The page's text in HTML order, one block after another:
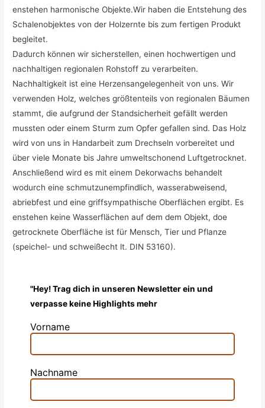
enstehen harmonische Objekte.Wir haben die Entstehung des
Schalenobjektes von der Holzernte bis zum fertigen Produkt
begleitet.
Dadurch können wir sicherstellen, einen hochwertigen und
nachhaltigen regionalen Rohstoff zu verarbeiten.
Nachhaltigkeit ist eine Herzensangelegenheit von uns. Wir
verwenden Holz, welches größtenteils von regionalen Bäumen
stammt, die aufgrund der Standsicherheit gefällt werden
mussten oder einem Sturm zum Opfer gefallen sind. Das Holz
wird von uns in Handarbeit zum Drechseln vorbereitet und
über viele Monate bis Jahre umweltschonend Luftgetrocknet.
Anschließend wird es mit einem Dekorwachs behandelt
wodurch eine schmutzunempfindlich, wasserabweisend,
abriebfest und eine griffsympathische Oberflächen ergibt. Es
enstehen keine Wasserflächen auf dem dem Objekt, doe
getrocknete Oberfläche ist für Mensch, Tier und Pflanze
(speichel- und schweißecht lt. DIN 53160).
"Hey! Trag dich in unseren Newsletter ein und
verpasse keine Highlights mehr
Vorname
Nachname